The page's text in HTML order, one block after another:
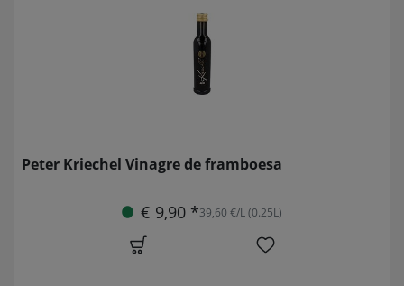
Peter Kriechel Vinagre de framboesa
€ 9,90 *39,60 €/L (0.25L)